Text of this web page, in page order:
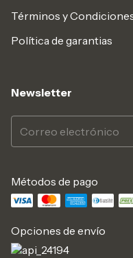
Términos y
Política de garantias
Newsletter
Métodos de pago
Opciones de envío